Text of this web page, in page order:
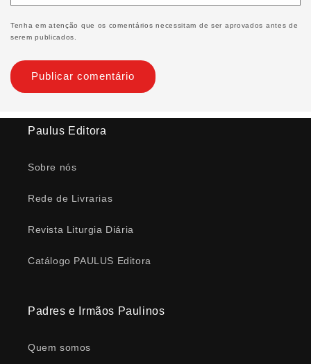
Tenha em atenção que os comentários necessitam de ser aprovados antes de
serem publicados.
Paulus Editora
Sobre nós
Rede de Livrarias
Revista Liturgia Diária
Catálogo PAULUS Editora
Padres e Irmãos Paulinos
Quem somos